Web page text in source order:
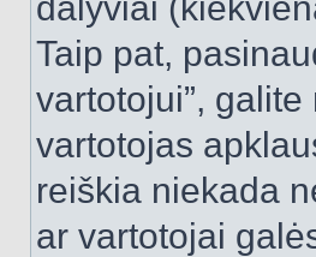
Taip pat,
vartotojui”,
vartotojas
reiškia niekada
ar vartotojai